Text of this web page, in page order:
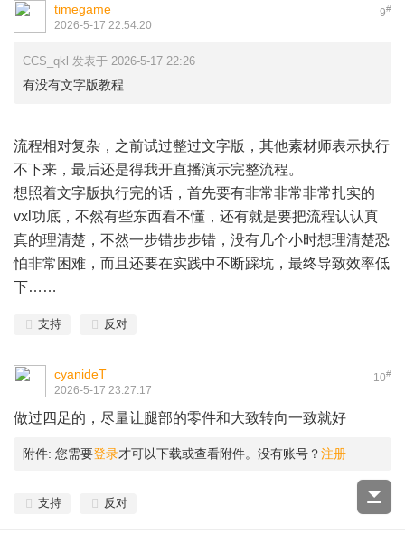
9#
timegame
2026-5-17 22:54:20
CCS_qkl 发表于 2026-5-17 22:26
有没有文字版教程
流程相对复杂，之前试过整过文字版，其他素材师表示执行
不下来，最后还是得我开直播演示完整流程。
想照着文字版执行完的话，首先要有非常非常非常扎实的
vxl功底，不然有些东西看不懂，还有就是要把流程认认真
真的理清楚，不然一步错步步错，没有几个小时想理清楚恐
怕非常困难，而且还要在实践中不断踩坑，最终导致效率低
下……
支持 反对
10#
cyanideT
2026-5-17 23:27:17
做过四足的，尽量让腿部的零件和大致转向一致就好
附件: 您需要登录才可以下载或查看附件。没有账号？注册
支持 反对